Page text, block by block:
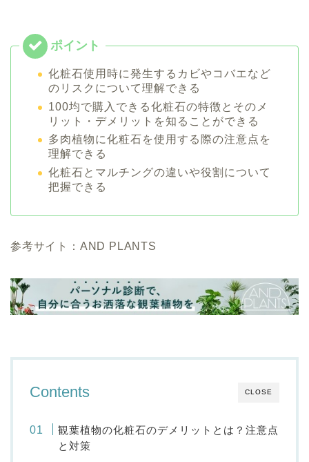
化粧石使用時に発生するカビやコバエなど
のリスクについて理解できる
100均で購入できる化粧石の特徴とそのメ
リット・デメリットを知ることができる
多肉植物に化粧石を使用する際の注意点を
理解できる
化粧石とマルチングの違いや役割について
把握できる
参考サイト：AND PLANTS
CLOSE
Contents
観葉植物の化粧石のデメリットとは？注意点
と対策